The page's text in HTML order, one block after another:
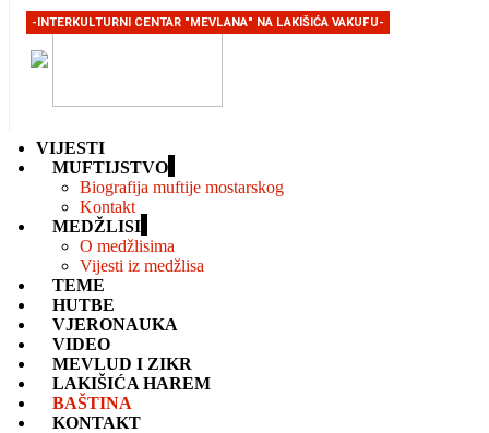
-INTERKULTURNI CENTAR "MEVLANA" NA LAKIŠIĆA VAKUFU-
VIJESTI
MUFTIJSTVO
Biografija muftije mostarskog
Kontakt
MEDŽLISI
O medžlisima
Vijesti iz medžlisa
TEME
HUTBE
VJERONAUKA
VIDEO
MEVLUD I ZIKR
LAKIŠIĆA HAREM
BAŠTINA
KONTAKT